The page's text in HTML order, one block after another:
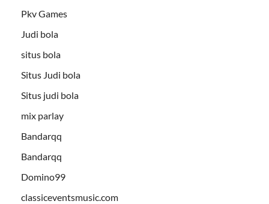
Pkv Games
Judi bola
situs bola
Situs Judi bola
Situs judi bola
mix parlay
Bandarqq
Bandarqq
Domino99
classiceventsmusic.com